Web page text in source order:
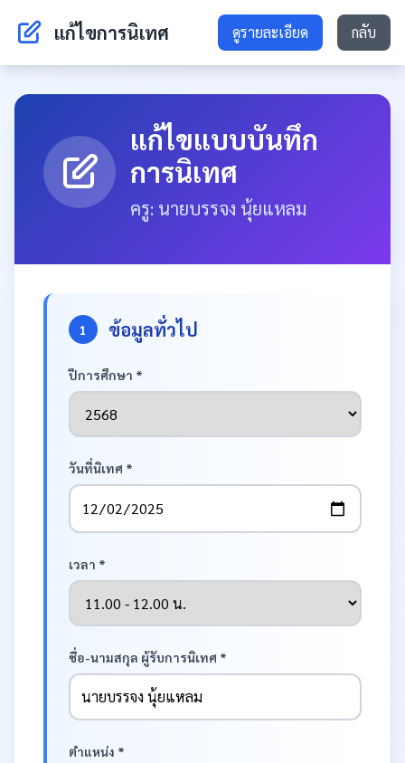
แก้ไขการนิเทศ ดูรายละเอียด กลับ
แก้ไขแบบบันทึก
การนิเทศ
ครู: นายบรรจง นุ้ยแหลม
1 ข้อมูลทั่วไป
ปีการศึกษา *
วันที่นิเทศ *
เวลา *
ชื่อ-นามสกุล ผู้รับการนิเทศ *
ตำแหน่ง *